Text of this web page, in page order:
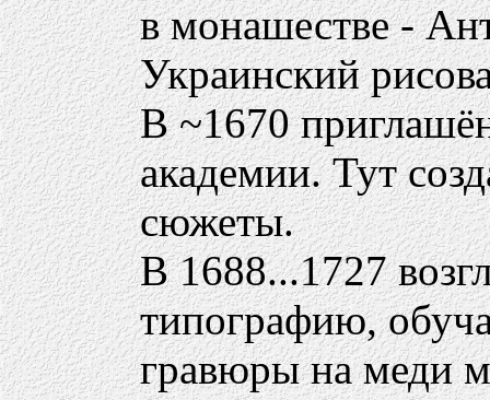
в монашестве -
Украинский
В ~1670
академии. Тут
сюжеты.
В 1688...1727
типографию,
гравюры на меди